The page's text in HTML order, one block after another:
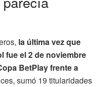
la última vez que
fue el 2 de noviembre
BetPlay frente a
sumó 19 titularidades